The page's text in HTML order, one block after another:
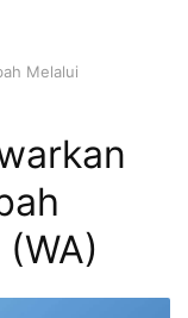
Melalui